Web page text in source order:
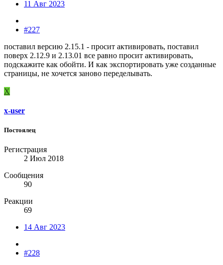
11 Авг 2023
#227
поставил версию 2.15.1 - просит активировать, поставил
поверх 2.12.9 и 2.13.01 все равно просит активировать,
подскажите как обойти. И как экспортировать уже созданные
страницы, не хочется заново переделывать.
X
x-user
Постоялец
Регистрация
2 Июл 2018
Сообщения
90
Реакции
69
14 Авг 2023
#228